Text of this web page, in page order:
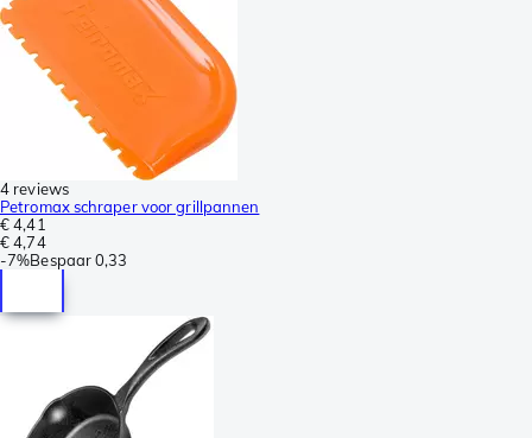
4 reviews
Petromax schraper voor grillpannen
€ 4,41
€ 4,74
-7%Bespaar0,33